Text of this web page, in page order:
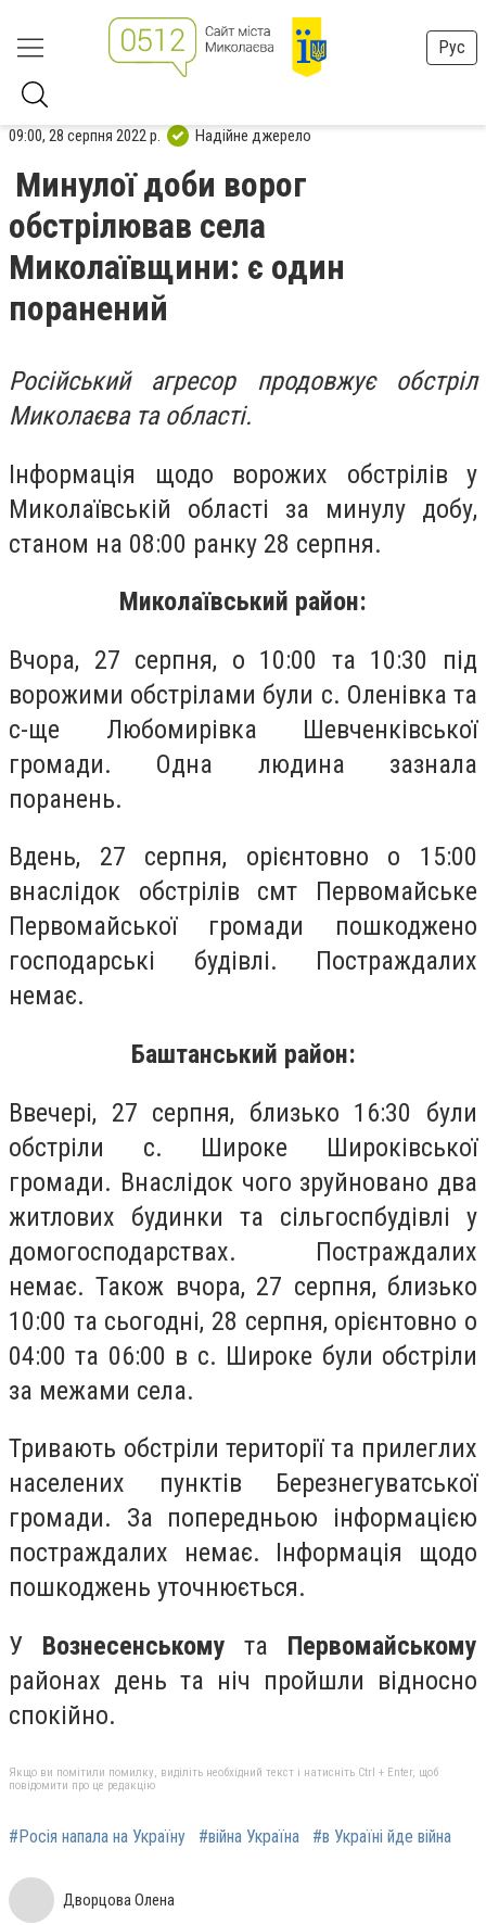
Рус
09:00, 28 серпня 2022 р. Надійне джерело
Минулої доби ворог
обстрілював села
Миколаївщини: є один
поранений
Російський агресор продовжує обстріл
Миколаєва та області.
Інформація щодо ворожих обстрілів у
Миколаївській області за минулу добу,
станом на 08:00 ранку 28 серпня.
Миколаївський район:
Вчора, 27 серпня, о 10:00 та 10:30 під
ворожими обстрілами були с. Оленівка та
с-ще Любомирівка Шевченківської
громади. Одна людина зазнала
поранень.
Вдень, 27 серпня, орієнтовно о 15:00
внаслідок обстрілів смт Первомайське
Первомайської громади пошкоджено
господарські будівлі. Постраждалих
немає.
Баштанський район:
Ввечері, 27 серпня, близько 16:30 були
обстріли с. Широке Широківської
громади. Внаслідок чого зруйновано два
житлових будинки та сільгоспбудівлі у
домогосподарствах. Постраждалих
немає. Також вчора, 27 серпня, близько
10:00 та сьогодні, 28 серпня, орієнтовно о
04:00 та 06:00 в с. Широке були обстріли
за межами села.
Тривають обстріли території та прилеглих
населених пунктів Березнегуватської
громади. За попередньою інформацією
постраждалих немає. Інформація щодо
пошкоджень уточнюється.
У Вознесенському та Первомайському
районах день та ніч пройшли відносно
спокійно.
Якщо ви помітили помилку, виділіть необхідний текст і натисніть Ctrl + Enter, щоб
повідомити про це редакцію
#Росія напала на Україну #війна Україна #в Україні йде війна
Дворцова Олена